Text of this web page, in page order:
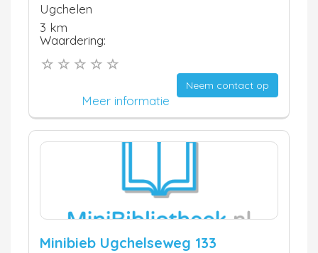
Ugchelen
3 km
Waardering:
Neem contact op
Meer informatie
Minibieb Ugchelseweg 133